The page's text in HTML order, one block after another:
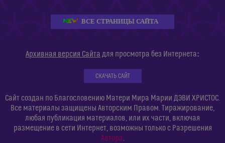
ВСЕ СТРАНИЦЫ САЙТА
Архивная версия Сайта для просмотра без Интернета:
СКАЧАТЬ САЙТ
Сайт создан по Благословению Матери Мира Марии ДЭВИ ХРИСТОС.
Все материалы защищены Авторским Правом. Тиражирование,
любая публикация материалов, или их части, включая
размещение в сети Интернет, возможны только с Разрешения
Автора.